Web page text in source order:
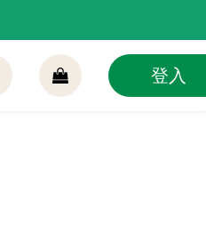
登入